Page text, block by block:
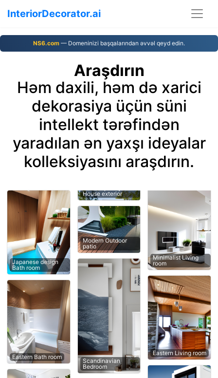
InteriorDecorator.ai
NS6.com — Domeninizi başqalarından əvvəl qeyd edin.
Araşdırın
Həm daxili, həm də xarici
dekorasiya üçün süni
intellekt tərəfindən
yaradılan ən yaxşı ideyalar
kolleksiyasını araşdırın.
Japanese design
Bath room
Eastern Bath room
House exterior
Modern Outdoor
patio
Scandinavian
Bedroom
Minimalist Living
room
Eastern Living room